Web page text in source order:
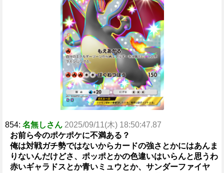
854: 名無しさん 2025/09/11(木) 18:50:47.87
お前ら今のポケポケに不満ある？
俺は対戦ガチ勢ではないからカードの強さとかにはあんま
りないんだけどさ、ポッポとかの色違いはいらんと思うわ
赤いギャラドスとか青いミュウとか、サンダーファイヤ